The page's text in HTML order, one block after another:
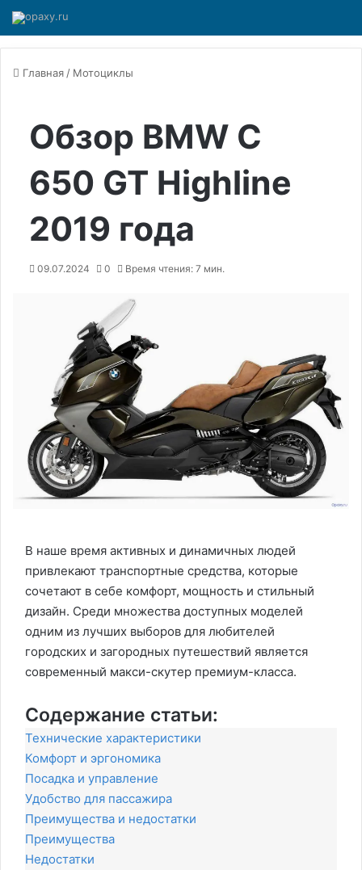
Главная / Мотоциклы
Обзор BMW C
650 GT Highline
2019 года
09.07.2024 0 Время чтения: 7 мин.
В наше время активных и динамичных людей
привлекают транспортные средства, которые
сочетают в себе комфорт, мощность и стильный
дизайн. Среди множества доступных моделей
одним из лучших выборов для любителей
городских и загородных путешествий является
современный макси-скутер премиум-класса.
Содержание статьи:
Технические характеристики
Комфорт и эргономика
Посадка и управление
Удобство для пассажира
Преимущества и недостатки
Преимущества
Недостатки